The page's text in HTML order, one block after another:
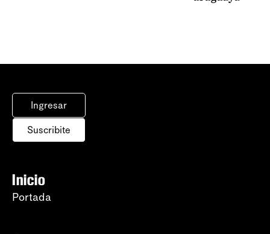
Ingresar
Suscribite
Inicio
Portada